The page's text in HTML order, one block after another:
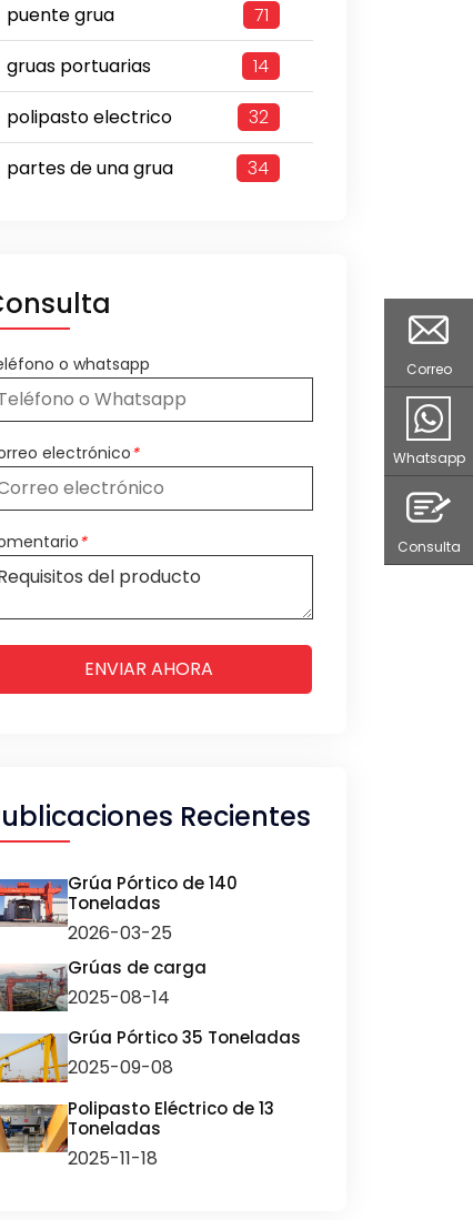
puente grua
71
gruas portuarias
14
polipasto electrico
32
partes de una grua
34
o whatsapp
electrónico*
*
ENVIAR AHORA
Recientes
Grúa Pórtico de 140
Toneladas
2026-03-25
Grúas de carga
2025-08-14
Grúa Pórtico 35 Toneladas
2025-09-08
Polipasto Eléctrico de 13
Toneladas
2025-11-18
Correo
Whatsapp
Consulta